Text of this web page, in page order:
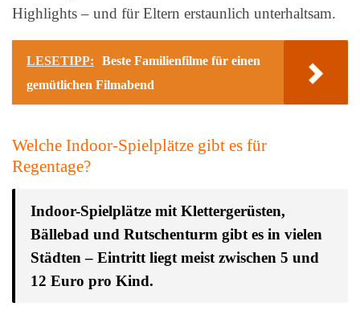
Highlights – und für Eltern erstaunlich unterhaltsam.
LESETIPP:
Beste Familienfilme für einen
gemütlichen Filmabend
Welche Indoor-Spielplätze gibt es für
Regentage?
Indoor-Spielplätze mit Klettergerüsten,
Bällebad und Rutschenturm gibt es in vielen
Städten – Eintritt liegt meist zwischen 5 und
12 Euro pro Kind.